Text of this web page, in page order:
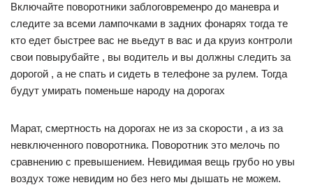
Включайте поворотники заблоговременро до маневра и
следите за всеми лампочками в задних фонарях тогда те
кто едет быстрее вас не вьедут в вас и да круиз контроли
свои повырубайте , вы водитель и вы должны следить за
дорогой , а не спать и сидеть в телефоне за рулем. Тогда
будут умирать поменьше народу на дорогах
Марат, смертность на дорогах не из за скорости , а из за
невключенного поворотника. Поворотник это мелочь по
сравнению с превышением. Невидимая вещь грубо но увы
воздух тоже невидим но без него мы дышать не можем.